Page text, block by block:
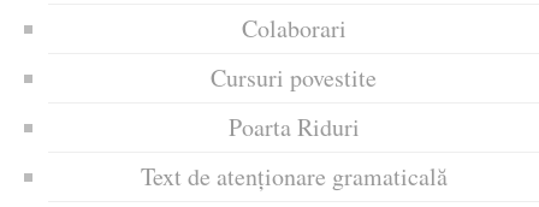
Colaborari
Cursuri povestite
Poarta Riduri
Text de atenționare gramaticală